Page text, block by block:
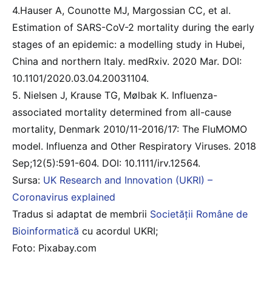
4.Hauser A, Counotte MJ, Margossian CC, et al.
Estimation of SARS-CoV-2 mortality during the early
stages of an epidemic: a modelling study in Hubei,
China and northern Italy. medRxiv. 2020 Mar. DOI:
10.1101/2020.03.04.20031104.
5. Nielsen J, Krause TG, Mølbak K. Influenza-
associated mortality determined from all-cause
mortality, Denmark 2010/11-2016/17: The FluMOMO
model. Influenza and Other Respiratory Viruses. 2018
Sep;12(5):591-604. DOI: 10.1111/irv.12564.
Sursa: UK Research and Innovation (UKRI) –
Coronavirus explained
Tradus si adaptat de membrii Societății Române de
Bioinformatică cu acordul UKRI;
Foto: Pixabay.com